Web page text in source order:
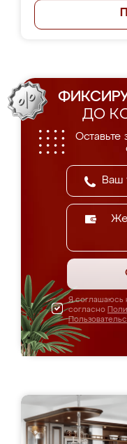
ДО
Оставьте
Я соглашаюсь
согласно